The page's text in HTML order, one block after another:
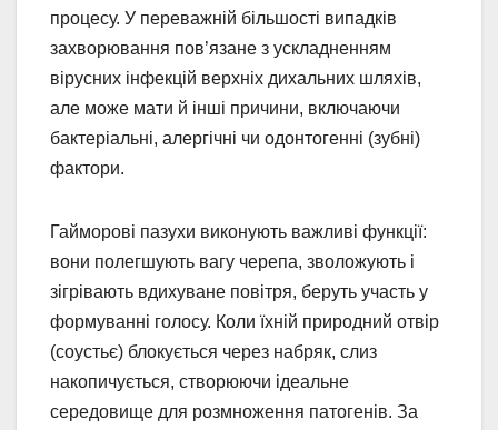
процесу. У переважній більшості випадків
захворювання пов’язане з ускладненням
вірусних інфекцій верхніх дихальних шляхів,
але може мати й інші причини, включаючи
бактеріальні, алергічні чи одонтогенні (зубні)
фактори.
Гайморові пазухи виконують важливі функції:
вони полегшують вагу черепа, зволожують і
зігрівають вдихуване повітря, беруть участь у
формуванні голосу. Коли їхній природний отвір
(соустьє) блокується через набряк, слиз
накопичується, створюючи ідеальне
середовище для розмноження патогенів. За